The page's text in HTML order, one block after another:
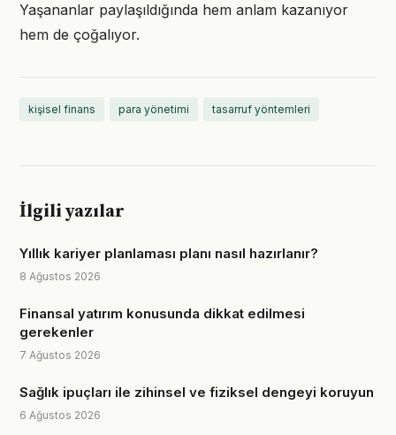
Yaşananlar paylaşıldığında hem anlam kazanıyor
hem de çoğalıyor.
kişisel finans para yönetimi tasarruf yöntemleri
İlgili yazılar
Yıllık kariyer planlaması planı nasıl hazırlanır?
8 Ağustos 2026
Finansal yatırım konusunda dikkat edilmesi
gerekenler
7 Ağustos 2026
Sağlık ipuçları ile zihinsel ve fiziksel dengeyi koruyun
6 Ağustos 2026